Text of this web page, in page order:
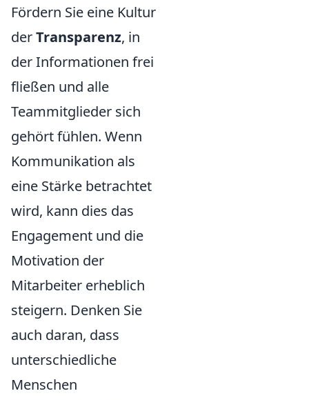
Fördern Sie eine Kultur
derTransparenz, in
der Informationen frei
fließen und alle
Teammitglieder sich
gehört fühlen. Wenn
Kommunikation als
eine Stärke betrachtet
wird, kann dies das
Engagement und die
Motivation der
Mitarbeiter erheblich
steigern. Denken Sie
auch daran, dass
unterschiedliche
Menschen